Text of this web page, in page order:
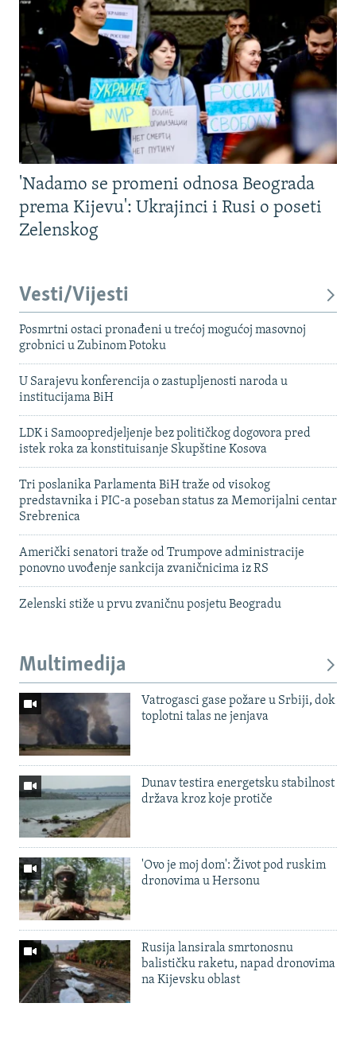
'Nadamo se promeni odnosa Beograda
prema Kijevu': Ukrajinci i Rusi o poseti
Zelenskog
Vesti/Vijesti
Posmrtni ostaci pronađeni u trećoj mogućoj masovnoj
grobnici u Zubinom Potoku
U Sarajevu konferencija o zastupljenosti naroda u
institucijama BiH
LDK i Samoopredjeljenje bez političkog dogovora pred
istek roka za konstituisanje Skupštine Kosova
Tri poslanika Parlamenta BiH traže od visokog
predstavnika i PIC-a poseban status za Memorijalni centar
Srebrenica
Američki senatori traže od Trumpove administracije
ponovno uvođenje sankcija zvaničnicima iz RS
Zelenski stiže u prvu zvaničnu posjetu Beogradu
Multimedija
Vatrogasci gase požare u Srbiji, dok
toplotni talas ne jenjava
Dunav testira energetsku stabilnost
država kroz koje protiče
'Ovo je moj dom': Život pod ruskim
dronovima u Hersonu
Rusija lansirala smrtonosnu
balističku raketu, napad dronovima
na Kijevsku oblast